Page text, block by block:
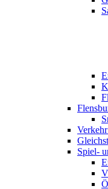
Spiel-